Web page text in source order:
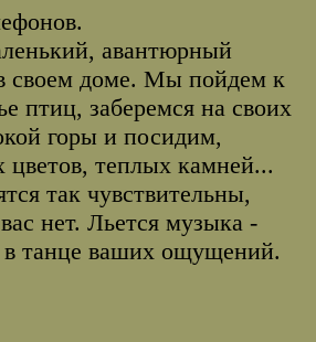
авантюрный
своем доме. Мы пойдем к
птиц, заберемся на своих
горы и посидим,
цветов, теплых камней...
так чувствительны,
нет. Льется музыка -
в танце ваших ощущений.